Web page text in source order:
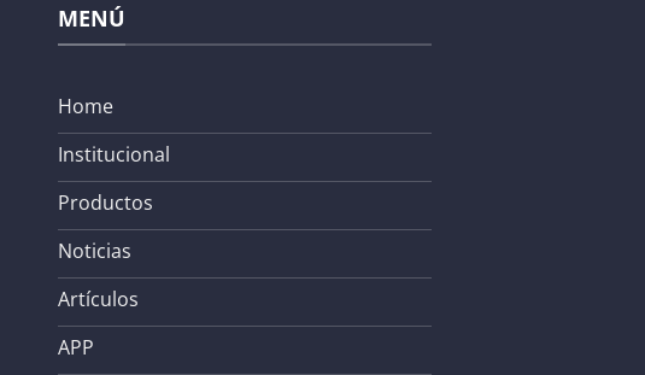
MENÚ
Home
Institucional
Productos
Noticias
Artículos
APP